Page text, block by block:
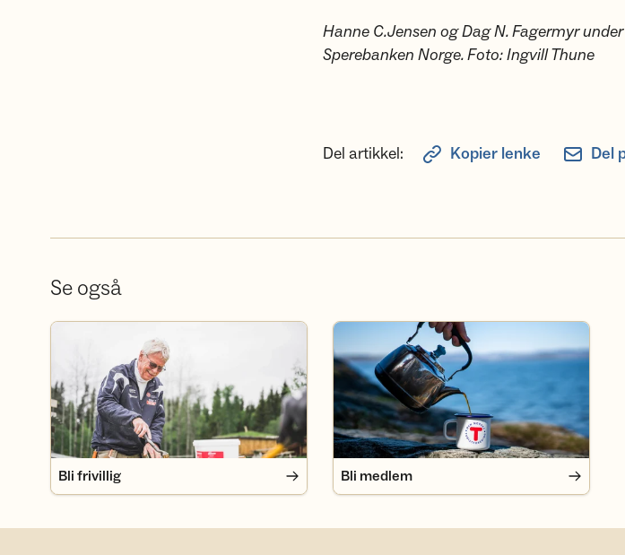
Hanne C.Jensen og Dag N. Fagermyr
Sperebanken Norge. Foto: Ingvill Thune
Del artikkel: Kopier lenke Del
Se også
Bli frivillig
Bli frivillig
Bli medlem
Bli medlem